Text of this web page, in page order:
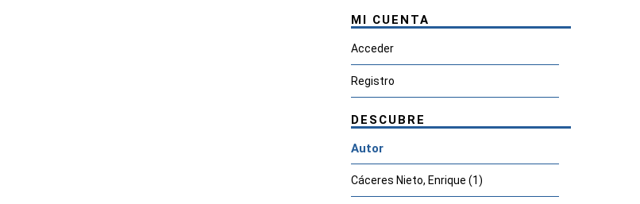
MI CUENTA
Acceder
Registro
DESCUBRE
Autor
Cáceres Nieto, Enrique (1)